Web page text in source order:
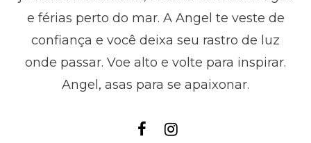
e férias perto do mar. A Angel te veste de
confiança e você deixa seu rastro de luz
onde passar. Voe alto e volte para inspirar.
Angel, asas para se apaixonar.